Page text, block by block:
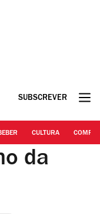
SUBSCREVER
CULTURA
da